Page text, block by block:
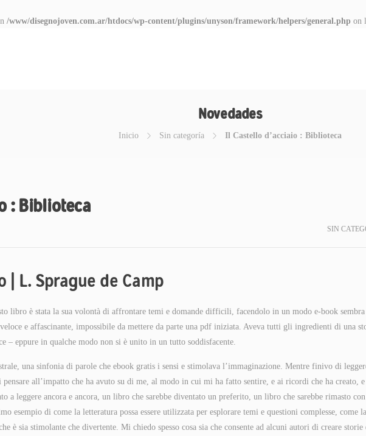
/www/disegnojoven.com.ar/htdocs/wp-content/plugins/unyson/framework/helpers/general.php on
Novedades
Inicio Sin categoría Il Castello d’acciaio : Biblioteca
: Biblioteca
SIN
| L. Sprague de Camp
libro è stata la sua volontà di affrontare temi e domande difficili, facendolo in un modo e-book sembra
e affascinante, impossibile da mettere da parte una pdf iniziata. Aveva tutti gli ingredienti di una
– eppure in qualche modo non si è unito in un tutto soddisfacente.
una sinfonia di parole che ebook gratis i sensi e stimolava l’immaginazione. Mentre finivo di
all’impatto che ha avuto su di me, al modo in cui mi ha fatto sentire, e ai ricordi che ha creato, e
a leggere ancora e ancora, un libro che sarebbe diventato un preferito, un libro che sarebbe rimasto
esempio di come la letteratura possa essere utilizzata per esplorare temi e questioni complesse, come la
è sia stimolante che divertente. Mi chiedo spesso cosa sia che consente ad alcuni autori di creare storie